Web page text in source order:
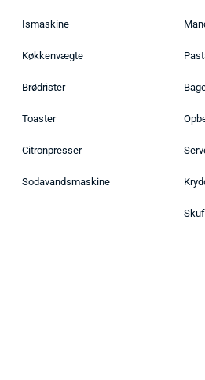
Ismaskine
Køkkenvægte
Brødrister
Toaster
Citronpresser
Sodavandsmaskine